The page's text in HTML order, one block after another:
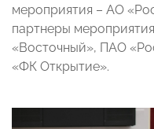
мероприятия – АО
партнеры
«Восточный», ПАО
«ФК Открытие».